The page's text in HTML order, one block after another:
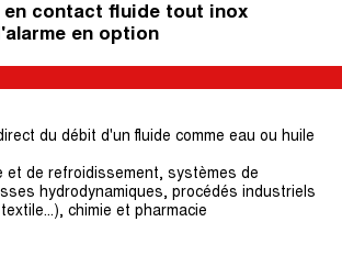
en contact fluide tout inox
en option
du débit d'un fluide comme eau ou huile
et de refroidissement, systèmes de
hydrodynamiques, procédés industriels
chimie et pharmacie